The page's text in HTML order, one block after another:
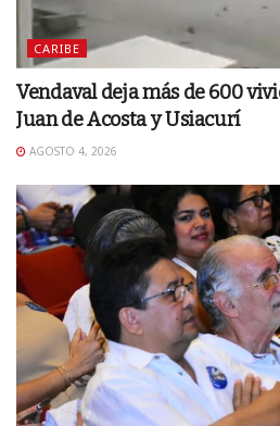
CARIBE
Vendaval deja más de 600
Juan de Acosta y Usiacurí
AGOSTO 4, 2026